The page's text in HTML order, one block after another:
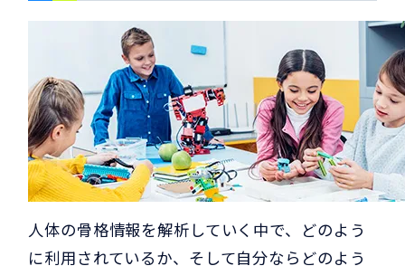
人体の骨格情報を解析していく中で、どのよう
に利用されているか、そして自分ならどのよう